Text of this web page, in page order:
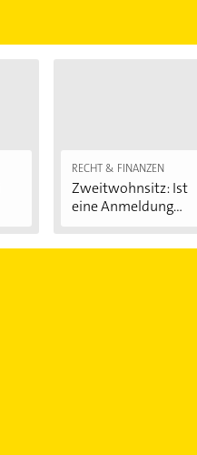
RECHT & FINANZEN
Zweitwohnsitz: Ist
eine Anmeldung...